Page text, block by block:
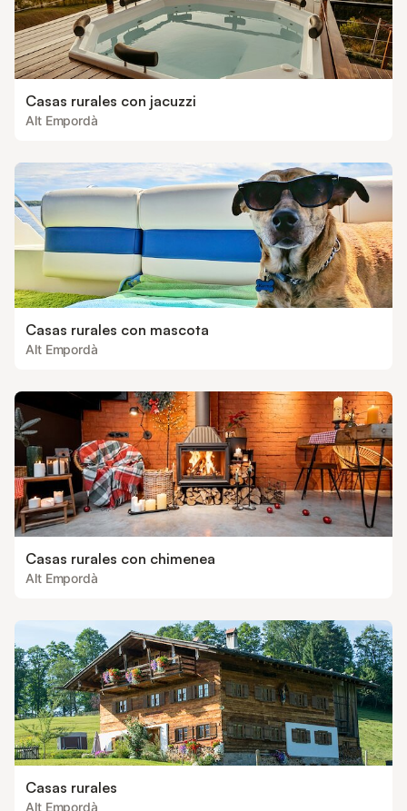
Casas rurales con jacuzzi
Alt Empordà
Casas rurales con mascota
Alt Empordà
Casas rurales con chimenea
Alt Empordà
Casas rurales
Alt Empordà